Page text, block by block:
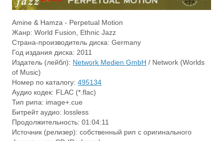
Amine & Hamza - Perpetual Motion
Жанр: World Fusion, Ethnic Jazz
Страна-производитель диска: Germany
Год издания диска: 2011
Издатель (лейбл): Network Medien GmbH / Network (Worlds
of Music)
Номер по каталогу:495134
Аудио кодек: FLAC (*.flac)
Тип рипа: image+.cue
Битрейт аудио: lossless
Продолжительность: 01:04:11
Источник (релизер): собственный рип с оригинального